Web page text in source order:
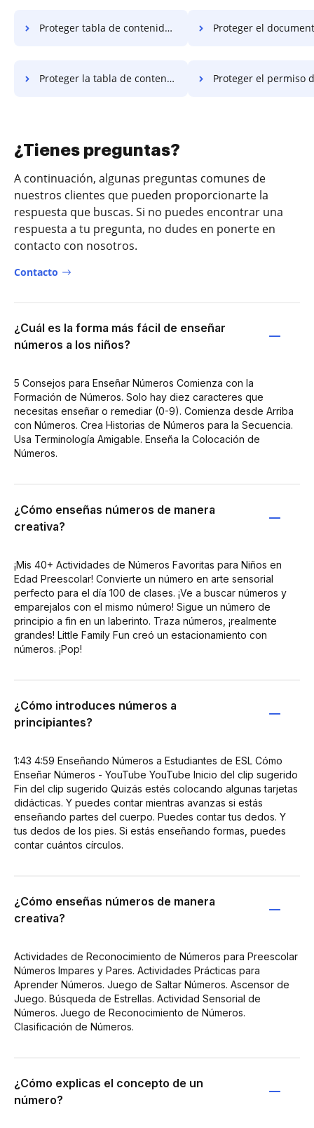
Proteger tabla de contenido pdf Proteger el documento de la tabla
Proteger la tabla de contenido del contrato Proteger el permiso de la tabla de
¿Tienes preguntas?
A continuación, algunas preguntas comunes de
nuestros clientes que pueden proporcionarte la
respuesta que buscas. Si no puedes encontrar una
respuesta a tu pregunta, no dudes en ponerte en
contacto con nosotros.
Contacto
¿Cuál es la forma más fácil de enseñar
números a los niños?
5 Consejos para Enseñar Números Comienza con la
Formación de Números. Solo hay diez caracteres que
necesitas enseñar o remediar (0-9). Comienza desde Arriba
con Números. Crea Historias de Números para la Secuencia.
Usa Terminología Amigable. Enseña la Colocación de
Números.
¿Cómo enseñas números de manera
creativa?
¡Mis 40+ Actividades de Números Favoritas para Niños en
Edad Preescolar! Convierte un número en arte sensorial
perfecto para el día 100 de clases. ¡Ve a buscar números y
emparejalos con el mismo número! Sigue un número de
principio a fin en un laberinto. Traza números, ¡realmente
grandes! Little Family Fun creó un estacionamiento con
números. ¡Pop!
¿Cómo introduces números a
principiantes?
1:43 4:59 Enseñando Números a Estudiantes de ESL Cómo
Enseñar Números - YouTube YouTube Inicio del clip sugerido
Fin del clip sugerido Quizás estés colocando algunas tarjetas
didácticas. Y puedes contar mientras avanzas si estás
enseñando partes del cuerpo. Puedes contar tus dedos. Y
tus dedos de los pies. Si estás enseñando formas, puedes
contar cuántos círculos.
¿Cómo enseñas números de manera
creativa?
Actividades de Reconocimiento de Números para Preescolar
Números Impares y Pares. Actividades Prácticas para
Aprender Números. Juego de Saltar Números. Ascensor de
Juego. Búsqueda de Estrellas. Actividad Sensorial de
Números. Juego de Reconocimiento de Números.
Clasificación de Números.
¿Cómo explicas el concepto de un
número?